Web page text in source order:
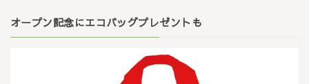
オープン記念にエコバッグプレゼントも